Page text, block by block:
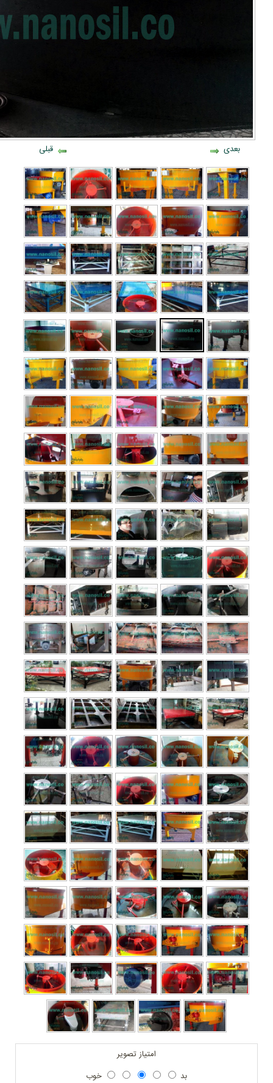
قبلی بعدی
امتیاز تصویر
بد
خوب